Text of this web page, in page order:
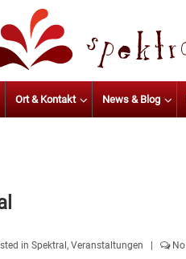
Ort & Kontakt News & Blog
inSpektral,Veranstaltungen No